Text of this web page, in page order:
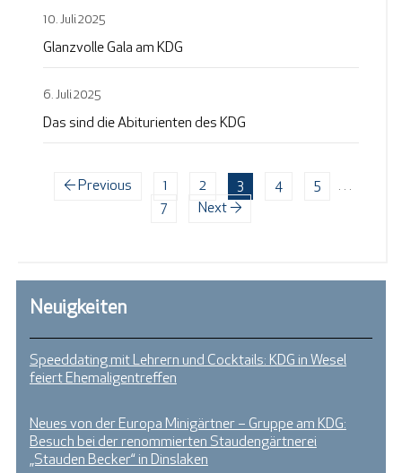
10. Juli 2025
Glanzvolle Gala am KDG
6. Juli 2025
Das sind die Abiturienten des KDG
← Previous 1 2 3 4 5
…
7
Next →
Neuigkeiten
Speeddating mit Lehrern und Cocktails: KDG in Wesel
feiert Ehemaligentreffen
Neues von der Europa Minigärtner – Gruppe am KDG:
Besuch bei der renommierten Staudengärtnerei
„Stauden Becker“ in Dinslaken